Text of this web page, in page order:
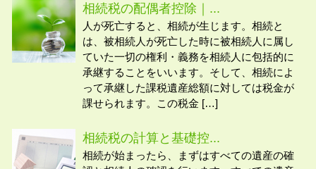
相続税の配偶者控除｜...
人が死亡すると、相続が生じます。相続と
は、被相続人が死亡した時に被相続人に属し
ていた一切の権利・義務を相続人に包括的に
承継することをいいます。そして、相続によ
って承継した課税遺産総額に対しては税金が
課せられます。この税金 […]
相続税の計算と基礎控...
相続が始まったら、まずはすべての遺産の確